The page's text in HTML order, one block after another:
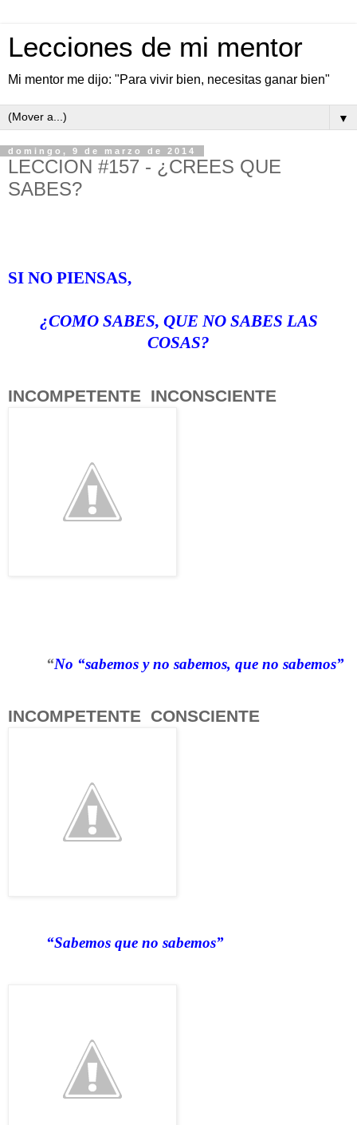
Lecciones de mi mentor
Mi mentor me dijo: "Para vivir bien, necesitas ganar bien"
▼
domingo, 9 de marzo de 2014
LECCION #157 - ¿CREES QUE
SABES?
SI NO PIENSAS,
¿COMO SABES, QUE NO SABES LAS
COSAS?
INCOMPETENTE INCONSCIENTE
“No “sabemos y no sabemos, que no sabemos”
INCOMPETENTE CONSCIENTE
“Sabemos que no sabemos”